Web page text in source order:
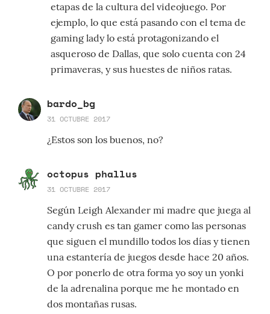
etapas de la cultura del videojuego. Por
ejemplo, lo que está pasando con el tema de
gaming lady lo está protagonizando el
asqueroso de Dallas, que solo cuenta con 24
primaveras, y sus huestes de niños ratas.
bardo_bg
31 OCTUBRE 2017
¿Estos son los buenos, no?
octopus phallus
31 OCTUBRE 2017
Según Leigh Alexander mi madre que juega al
candy crush es tan gamer como las personas
que siguen el mundillo todos los días y tienen
una estantería de juegos desde hace 20 años.
O por ponerlo de otra forma yo soy un yonki
de la adrenalina porque me he montado en
dos montañas rusas.